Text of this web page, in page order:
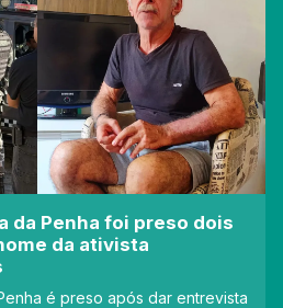
da Penha foi preso dois
da ativista
é preso após dar entrevista